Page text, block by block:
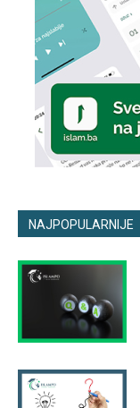
NAJPOPULARNIJE